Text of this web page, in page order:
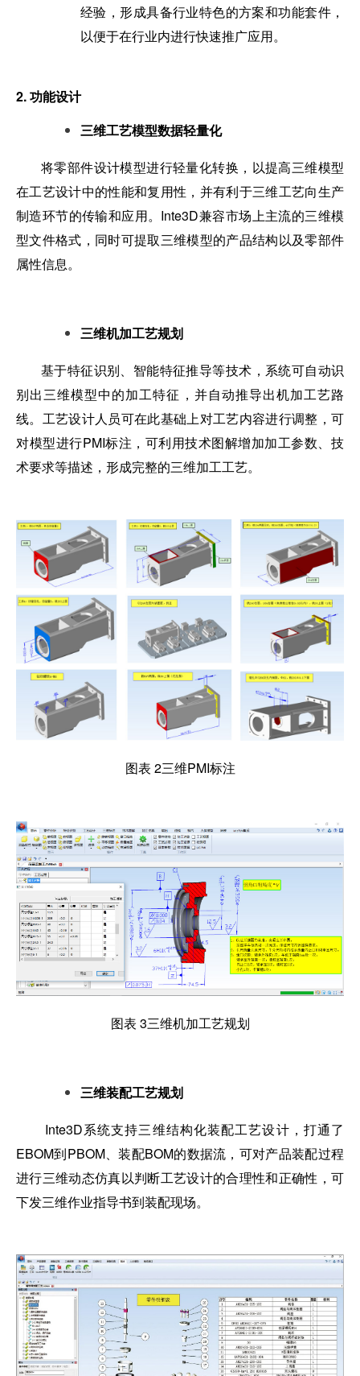
经验，形成具备行业特色的方案和功能套件，
以便于在行业内进行快速推广应用。
2. 功能设计
三维工艺模型数据轻量化
将零部件设计模型进行轻量化转换，以提高三维模型
在工艺设计中的性能和复用性，并有利于三维工艺向生产
制造环节的传输和应用。Inte3D兼容市场上主流的三维模
型文件格式，同时可提取三维模型的产品结构以及零部件
属性信息。
三维机加工艺规划
基于特征识别、智能特征推导等技术，系统可自动识
别出三维模型中的加工特征，并自动推导出机加工艺路
线。工艺设计人员可在此基础上对工艺内容进行调整，可
对模型进行PMI标注，可利用技术图解增加加工参数、技
术要求等描述，形成完整的三维加工工艺。
图表 2三维PMI标注
图表 3三维机加工艺规划
三维装配工艺规划
Inte3D系统支持三维结构化装配工艺设计，打通了
EBOM到PBOM、装配BOM的数据流，可对产品装配过程
进行三维动态仿真以判断工艺设计的合理性和正确性，可
下发三维作业指导书到装配现场。